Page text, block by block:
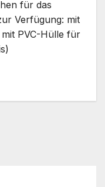
für das
Verfügung: mit
PVC-Hülle für